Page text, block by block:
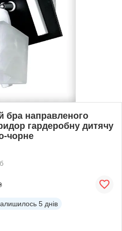
бра направленого
гардеробну дитячу
чорне
5 днів